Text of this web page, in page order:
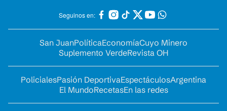
Seguinos en:
San JuanPolíticaEconomíaCuyo Minero
Suplemento VerdeRevista OH
PolicialesPasión DeportivaEspectáculosArgentina
El MundoRecetasEn las redes